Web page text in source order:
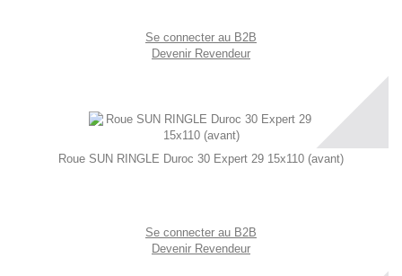
Se connecter au B2B
Devenir Revendeur
Roue SUN RINGLE Duroc 30 Expert 29 15x110 (avant)
Se connecter au B2B
Devenir Revendeur